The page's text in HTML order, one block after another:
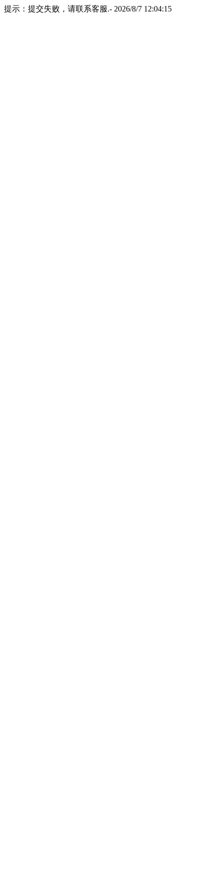
提示：提交失败，请联系客服.- 2026/8/7 12:04:15